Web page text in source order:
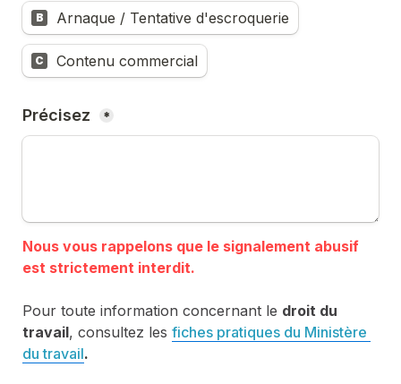
B Arnaque / Tentative d'escroquerie
C Contenu commercial
Précisez *
Nous vous rappelons que le signalement abusif
Pour toute information concernant le droit du
travail, consultez les fiches pratiques du Ministère
du travail